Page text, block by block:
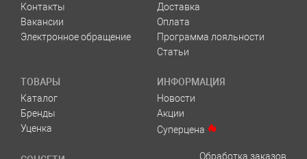
Контакты
Вакансии
Электронное обращение
Доставка
Оплата
Программа лояльности
Статьи
ТОВАРЫ
Каталог
Бренды
Уценка
ИНФОРМАЦИЯ
Новости
Акции
Суперцена
Обработка заказов